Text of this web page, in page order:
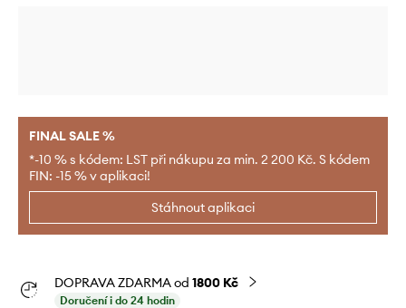
FINAL SALE %
*-10 % s kódem: LST při nákupu za min. 2 200 Kč. S kódem
FIN: -15 % v aplikaci!
Stáhnout aplikaci
DOPRAVA ZDARMA od 1800 Kč
Doručení i do 24 hodin